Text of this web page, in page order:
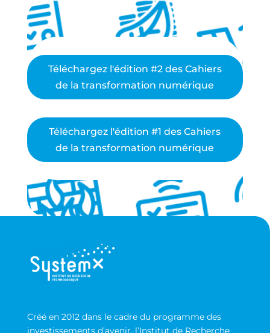
Téléchargez l'édition #2 des Cahiers
de la transformation numérique
Téléchargez l'édition #1 des Cahiers
de la transformation numérique
Créé en 2012 dans le cadre du programme des
investissements d’avenir, l’Institut de Recherche